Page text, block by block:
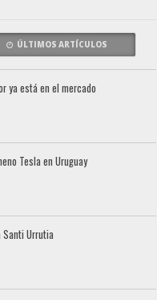
ÚLTIMOS ARTÍCULOS
ya está en el mercado
Tesla en Uruguay
Santi Urrutia